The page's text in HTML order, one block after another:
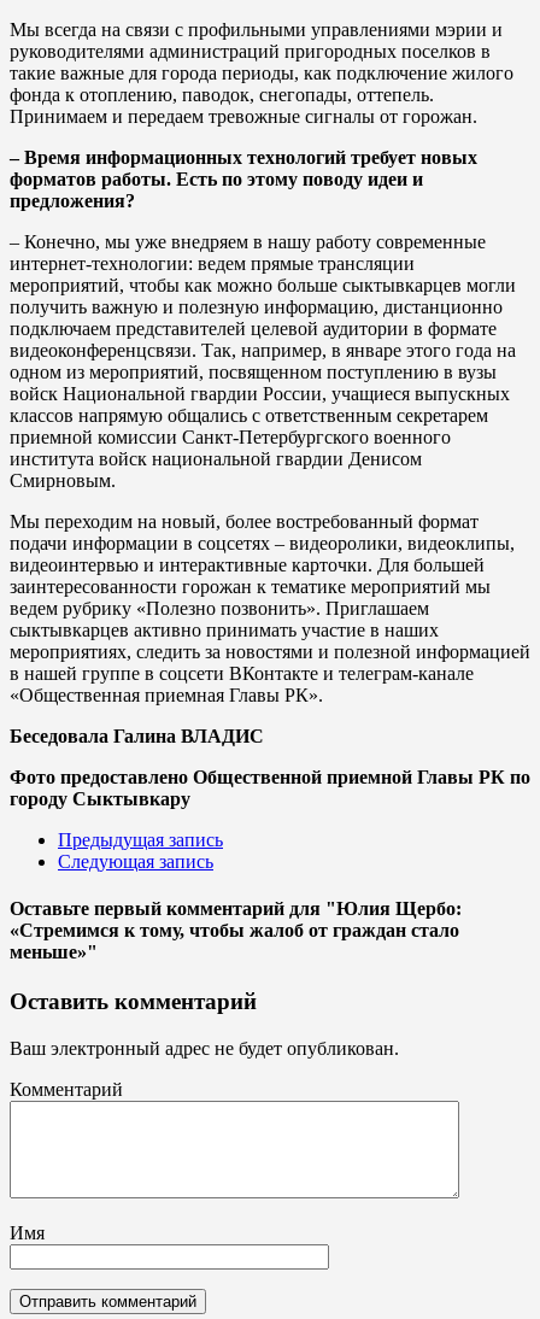
Мы всегда на связи с профильными управлениями мэрии и
руководителями администраций пригородных поселков в
такие важные для города периоды, как подключение жилого
фонда к отоплению, паводок, снегопады, оттепель.
Принимаем и передаем тревожные сигналы от горожан.
– Время информационных технологий требует новых
форматов работы. Есть по этому поводу идеи и
предложения?
– Конечно, мы уже внедряем в нашу работу современные
интернет-технологии: ведем прямые трансляции
мероприятий, чтобы как можно больше сыктывкарцев могли
получить важную и полезную информацию, дистанционно
подключаем представителей целевой аудитории в формате
видеоконференцсвязи. Так, например, в январе этого года на
одном из мероприятий, посвященном поступлению в вузы
войск Национальной гвардии России, учащиеся выпускных
классов напрямую общались с ответственным секретарем
приемной комиссии Санкт-Петербургского военного
института войск национальной гвардии Денисом
Смирновым.
Мы переходим на новый, более востребованный формат
подачи информации в соцсетях – видеоролики, видеоклипы,
видеоинтервью и интерактивные карточки. Для большей
заинтересованности горожан к тематике мероприятий мы
ведем рубрику «Полезно позвонить». Приглашаем
сыктывкарцев активно принимать участие в наших
мероприятиях, следить за новостями и полезной информацией
в нашей группе в соцсети ВКонтакте и телеграм-канале
«Общественная приемная Главы РК».
Беседовала Галина ВЛАДИС
Фото предоставлено Общественной приемной Главы РК по
городу Сыктывкару
Предыдущая запись
Следующая запись
Оставьте первый комментарий для "Юлия Щербо:
«Стремимся к тому, чтобы жалоб от граждан стало
меньше»"
Оставить комментарий
Ваш электронный адрес не будет опубликован.
Комментарий
Имя